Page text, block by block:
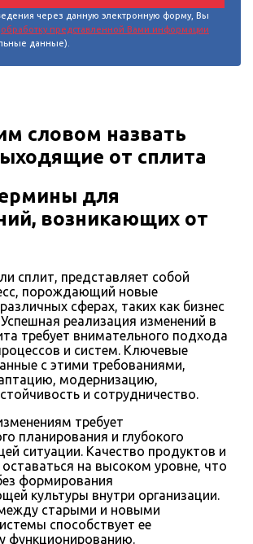
через данную электронную форму, Вы
обработку представленной Вами информации
данные).
словом назвать
от сплита
для
возникающих от
сплит, представляет собой
порождающий новые
сферах, таких как бизнес
реализация изменений в
требует внимательного подхода
и систем. Ключевые
с этими требованиями,
модернизацию,
и сотрудничество.
требует
планирования и глубокого
ситуации. Качество продуктов и
на высоком уровне, что
формирования
культуры внутри организации.
старыми и новыми
способствует ее
функционированию.